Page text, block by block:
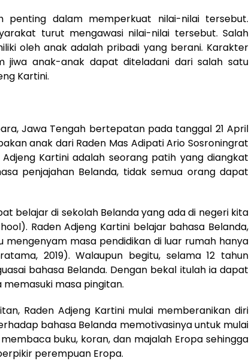
penting dalam memperkuat nilai-nilai tersebut.
turut mengawasi nilai-nilai tersebut. Salah
oleh anak adalah pribadi yang berani. Karakter
jiwa anak-anak dapat diteladani dari salah satu
Kartini.
Jawa Tengah bertepatan pada tanggal 21 April
anak dari Raden Mas Adipati Ario Sosroningrat
Adjeng Kartini adalah seorang patih yang diangkat
penjajahan Belanda, tidak semua orang dapat
belajar di sekolah Belanda yang ada di negeri kita
Raden Adjeng Kartini belajar bahasa Belanda,
mengenyam masa pendidikan di luar rumah hanya
2019). Walaupun begitu, selama 12 tahun
bahasa Belanda. Dengan bekal itulah ia dapat
masa pingitan.
Raden Adjeng Kartini mulai memberanikan diri
bahasa Belanda memotivasinya untuk mulai
buku, koran, dan majalah Eropa sehingga
perempuan Eropa.